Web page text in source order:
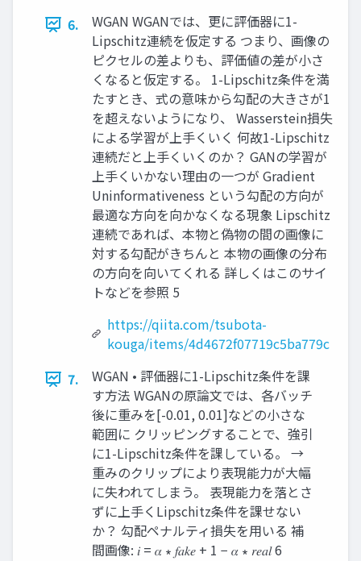
6.
WGAN WGANでは、更に評価器に1-
Lipschitz連続を仮定する つまり、画像の
ピクセルの差よりも、評価値の差が小さ
くなると仮定する。 1-Lipschitz条件を満
たすとき、式の意味から勾配の大きさが1
を超えないようになり、 Wasserstein損失
による学習が上手くいく 何故1-Lipschitz
連続だと上手くいくのか？ GANの学習が
上手くいかない理由の一つが Gradient
Uninformativeness という勾配の方向が
最適な方向を向かなくなる現象 Lipschitz
連続であれば、本物と偽物の間の画像に
対する勾配がきちんと 本物の画像の分布
の方向を向いてくれる 詳しくはこのサイ
トなどを参照 5
https://qiita.com/tsubota-
kouga/items/4d4672f07719c5ba779c
7.
WGAN • 評価器に1-Lipschitz条件を課
す方法 WGANの原論文では、各バッチ
後に重みを[-0.01, 0.01]などの小さな
範囲に クリッピングすることで、強引
に1-Lipschitz条件を課している。 →
重みのクリップにより表現能力が大幅
に失われてしまう。 表現能力を落とさ
ずに上手くLipschitz条件を課せない
か？ 勾配ペナルティ損失を用いる 補
間画像: 𝑖 = 𝛼 ∗ 𝑓𝑎𝑘𝑒 + 1 − 𝛼 ∗ 𝑟𝑒𝑎𝑙 6